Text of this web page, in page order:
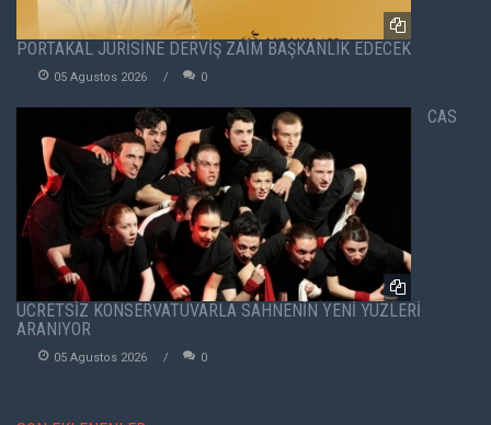
PORTAKAL JÜRİSİNE DERVİŞ ZAİM BAŞKANLIK EDECEK
05 Agustos 2026 0
CAS
ÜCRETSİZ KONSERVATUVARLA SAHNENİN YENİ YÜZLERİ
ARANIYOR
05 Agustos 2026 0